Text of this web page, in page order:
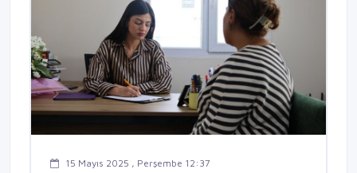
15 Mayıs 2025 , Perşembe 12:37